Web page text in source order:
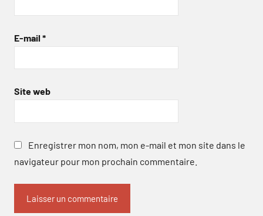
E-mail *
Site web
Enregistrer mon nom, mon e-mail et mon site dans le
navigateur pour mon prochain commentaire.